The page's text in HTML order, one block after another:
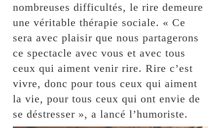
nombreuses difficultés, le rire demeure
une véritable thérapie sociale. « Ce
sera avec plaisir que nous partagerons
ce spectacle avec vous et avec tous
ceux qui aiment venir rire. Rire c’est
vivre, donc pour tous ceux qui aiment
la vie, pour tous ceux qui ont envie de
se déstresser », a lancé l’humoriste.